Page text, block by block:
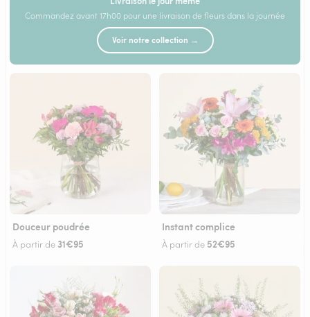
Commandez avant 17h00 pour une livraison de fleurs dans la journée
Voir notre collection →
Douceur poudrée
À partir de 31€95
Instant complice
À partir de 52€95